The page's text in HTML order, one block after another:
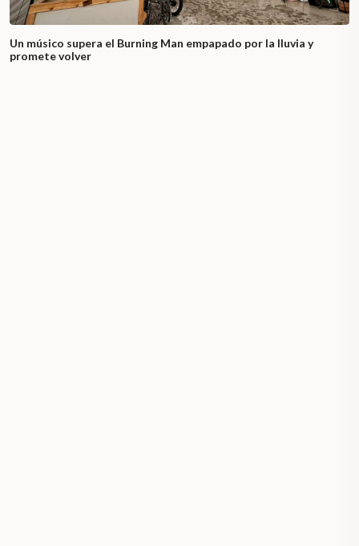
Un músico supera el Burning Man empapado por la lluvia y
promete volver